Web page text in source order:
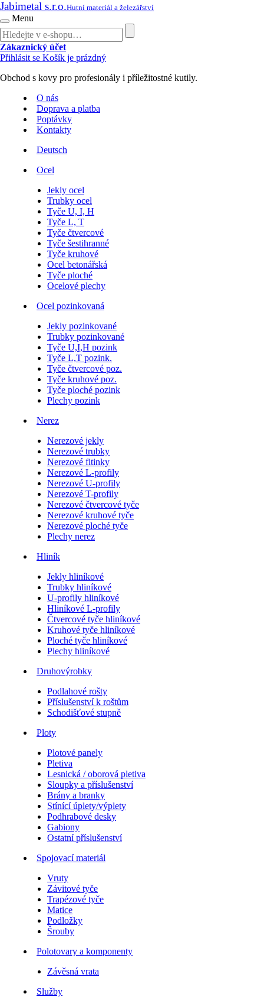
Jabimetal s.r.o.Hutní materiál a železářství
Menu
Zákaznický účet
Přihlásit se Košík je prázdný
Obchod s kovy pro profesionály i příležitostné kutily.
O nás
Doprava a platba
Poptávky
Kontakty
Deutsch
Ocel
Jekly ocel
Trubky ocel
Tyče U, I, H
Tyče L, T
Tyče čtvercové
Tyče šestihranné
Tyče kruhové
Ocel betonářská
Tyče ploché
Ocelové plechy
Ocel pozinkovaná
Jekly pozinkované
Trubky pozinkované
Tyče U,I,H pozink
Tyče L,T pozink.
Tyče čtvercové poz.
Tyče kruhové poz.
Tyče ploché pozink
Plechy pozink
Nerez
Nerezové jekly
Nerezové trubky
Nerezové fitinky
Nerezové L-profily
Nerezové U-profily
Nerezové T-profily
Nerezové čtvercové tyče
Nerezové kruhové tyče
Nerezové ploché tyče
Plechy nerez
Hliník
Jekly hliníkové
Trubky hliníkové
U-profily hliníkové
Hliníkové L-profily
Čtvercové tyče hliníkové
Kruhové tyče hliníkové
Ploché tyče hliníkové
Plechy hliníkové
Druhovýrobky
Podlahové rošty
Příslušenství k roštům
Schodišťové stupně
Ploty
Plotové panely
Pletiva
Lesnická / oborová pletiva
Sloupky a příslušenství
Brány a branky
Stínící úplety/výplety
Podhrabové desky
Gabiony
Ostatní příslušenství
Spojovací materiál
Vruty
Závitové tyče
Trapézové tyče
Matice
Podložky
Šrouby
Polotovary a komponenty
Závěsná vrata
Služby